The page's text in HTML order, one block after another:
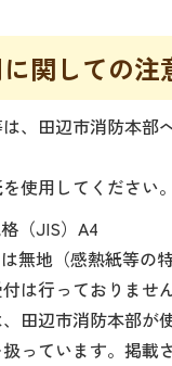
関しての注
、田辺市消防本部
使用してください。
（JIS）A4
無地（感熱紙等の
は行っておりません
田辺市消防本部が
っています。掲載